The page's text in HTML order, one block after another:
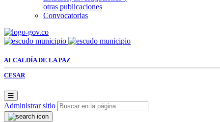
otras publicaciones
Convocatorias
ALCALDÍA DE LA PAZ
CESAR
Administrar sitio